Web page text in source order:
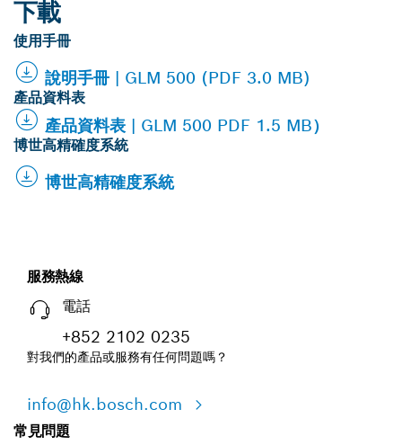
下載
使用手冊
說明手冊 | GLM 500 (PDF 3.0 MB)
產品資料表
產品資料表 | GLM 500 PDF 1.5 MB）
博世高精確度系統
博世高精確度系統
服務熱線
電話
+852 2102 0235
對我們的產品或服務有任何問題嗎？
info@hk.bosch.com
常見問題